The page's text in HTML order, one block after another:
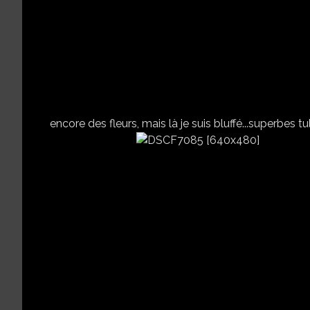
encore des fleurs, mais là je suis bluffé...superbes